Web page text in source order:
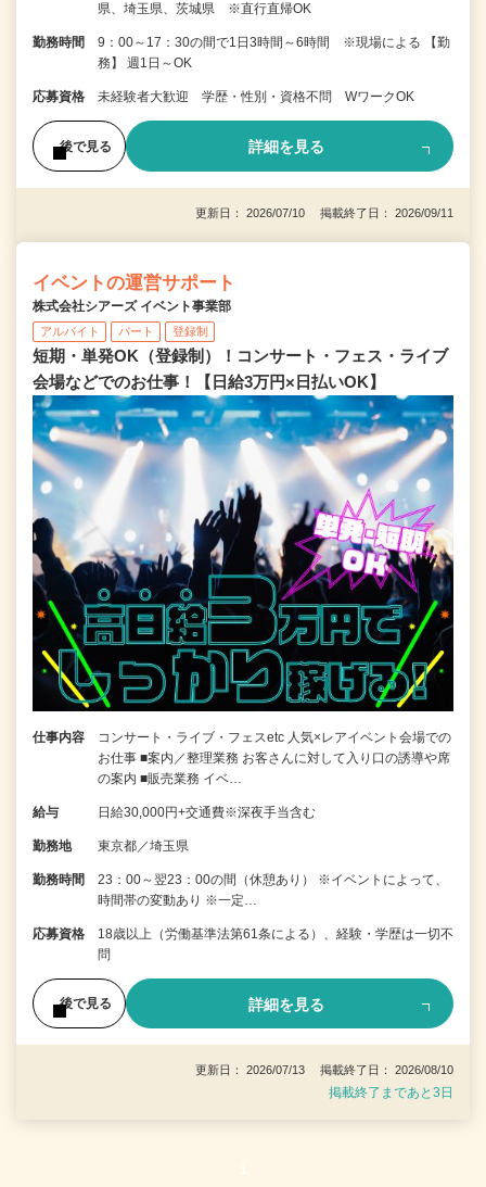
県、埼玉県、茨城県 ※直行直帰OK
勤務時間
9：00～17：30の間で1日3時間～6時間 ※現場による 【勤
務】 週1日～OK
応募資格 未経験者大歓迎 学歴・性別・資格不問 WワークOK
後で見る 詳細を見る
更新日： 2026/07/10 掲載終了日： 2026/09/11
イベントの運営サポート
株式会社シアーズ イベント事業部
アルバイト パート 登録制
短期・単発OK（登録制）！コンサート・フェス・ライブ
会場などでのお仕事！【日給3万円×日払いOK】
仕事内容
コンサート・ライブ・フェスetc 人気×レアイベント会場での
お仕事 ■案内／整理業務 お客さんに対して入り口の誘導や席
の案内 ■販売業務 イベ…
給与 日給30,000円+交通費※深夜手当含む
勤務地 東京都／埼玉県
勤務時間
23：00～翌23：00の間（休憩あり） ※イベントによって、
時間帯の変動あり ※一定…
応募資格
18歳以上（労働基準法第61条による）、経験・学歴は一切不
問
後で見る 詳細を見る
更新日： 2026/07/13 掲載終了日： 2026/08/10
掲載終了まであと3日
1